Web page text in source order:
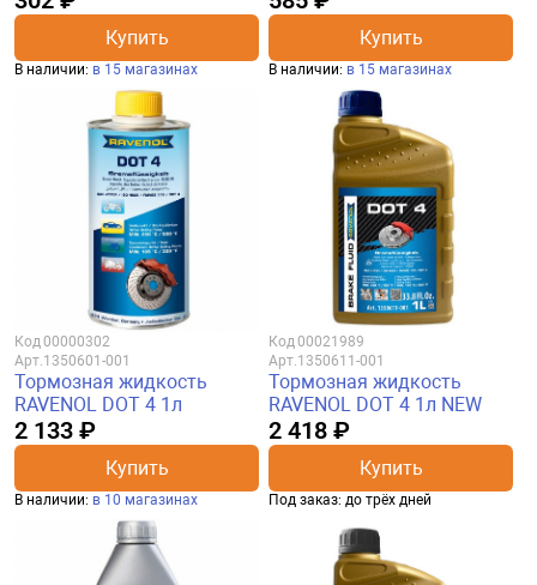
Купить
В наличии: в 15 магазинах
Купить
В наличии: в 15 магазинах
Код00000302
Арт.1350601-001
Тормозная жидкость
RAVENOL DOT 4 1л
2 133 ₽
Купить
В наличии: в 10 магазинах
Код00021989
Арт.1350611-001
Тормозная жидкость
RAVENOL DOT 4 1л NEW
2 418 ₽
Купить
Под заказ: до трёх дней